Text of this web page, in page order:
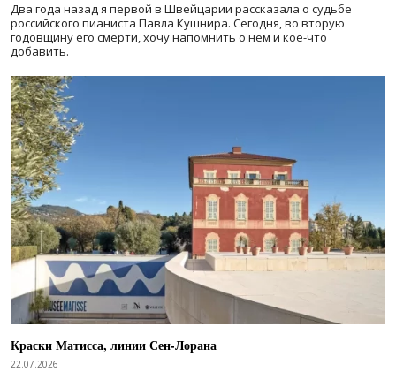
Два года назад я первой в Швейцарии рассказала о судьбе
российского пианиста Павла Кушнира. Сегодня, во вторую
годовщину его смерти, хочу напомнить о нем и кое-что
добавить.
Краски Матисса, линии Сен-Лорана
22.07.2026